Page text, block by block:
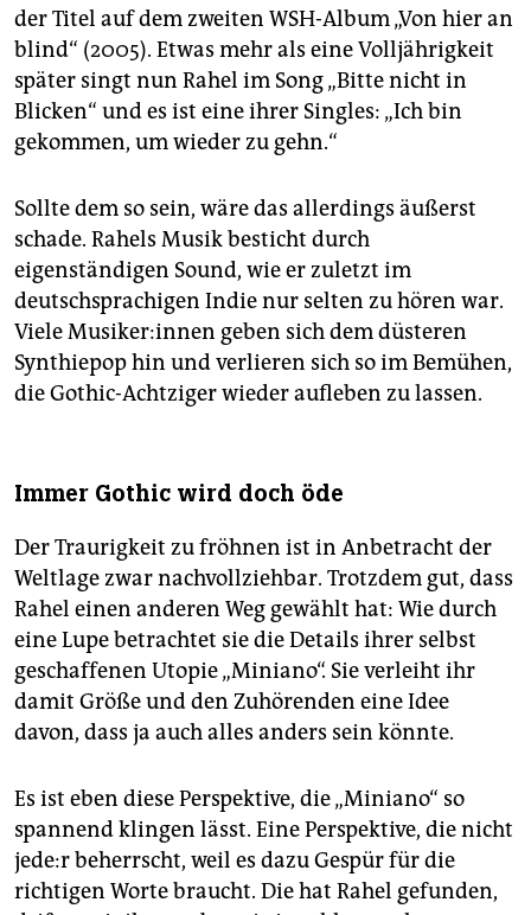
der Titel auf dem zweiten WSH-Album „Von hier an
blind“ (2005). Etwas mehr als eine Volljährigkeit
später singt nun Rahel im Song „Bitte nicht in
Blicken“ und es ist eine ihrer Singles: „Ich bin
gekommen, um wieder zu gehn.“
Sollte dem so sein, wäre das allerdings äußerst
schade. Rahels Musik besticht durch
eigenständigen Sound, wie er zuletzt im
deutschsprachigen Indie nur selten zu hören war.
Viele Mu­si­ke­r:in­nen geben sich dem düsteren
Synthiepop hin und verlieren sich so im Bemühen,
die Gothic-Achtziger wieder aufleben zu lassen.
Immer Gothic wird doch öde
Der Traurigkeit zu fröhnen ist in Anbetracht der
Weltlage zwar nachvollziehbar. Trotzdem gut, dass
Rahel einen anderen Weg gewählt hat: Wie durch
eine Lupe betrachtet sie die Details ihrer selbst
geschaffenen Utopie „Miniano“. Sie verleiht ihr
damit Größe und den Zuhörenden eine Idee
davon, dass ja auch alles anders sein könnte.
Es ist eben diese Perspektive, die „Miniano“ so
spannend klingen lässt. Eine Perspektive, die nicht
je­de:r beherrscht, weil es dazu Gespür für die
richtigen Worte braucht. Die hat Rahel gefunden,